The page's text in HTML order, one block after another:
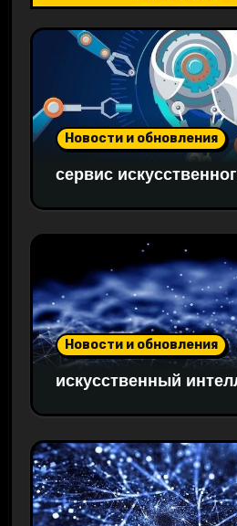
Новости и обновления
сервис
Новости и обновления
искусственный